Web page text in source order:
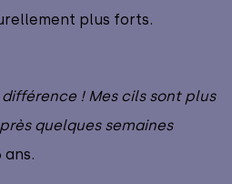
plus forts.
! Mes cils sont plus
quelques semaines
ans.